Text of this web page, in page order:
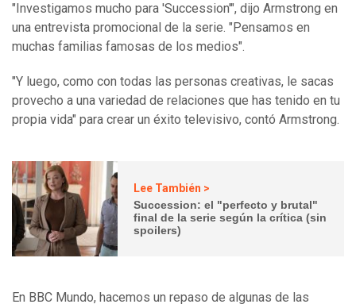
"Investigamos mucho para 'Succession'", dijo Armstrong en
una entrevista promocional de la serie. "Pensamos en
muchas familias famosas de los medios".
"Y luego, como con todas las personas creativas, le sacas
provecho a una variedad de relaciones que has tenido en tu
propia vida" para crear un éxito televisivo, contó Armstrong.
Lee También >
Succession: el "perfecto y brutal"
final de la serie según la crítica (sin
spoilers)
En BBC Mundo, hacemos un repaso de algunas de las